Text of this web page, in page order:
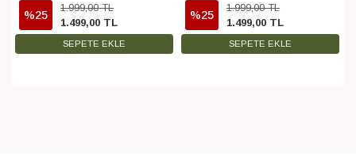
%25
1.999,00 TL
1.499,00 TL
SEPETE EKLE
%25
1.999,00 TL
1.499,00 TL
SEPETE EKLE